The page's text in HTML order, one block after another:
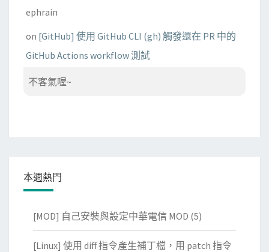
ephrain
on [GitHub] 使用 GitHub CLI (gh) 觸發還在 PR 中的
GitHub Actions workflow 測試
不客氣喔~
本週熱門
[MOD] 自己安裝與設定中華電信 MOD (5)
[Linux] 使用 diff 指令產生補丁檔，用 patch 指令